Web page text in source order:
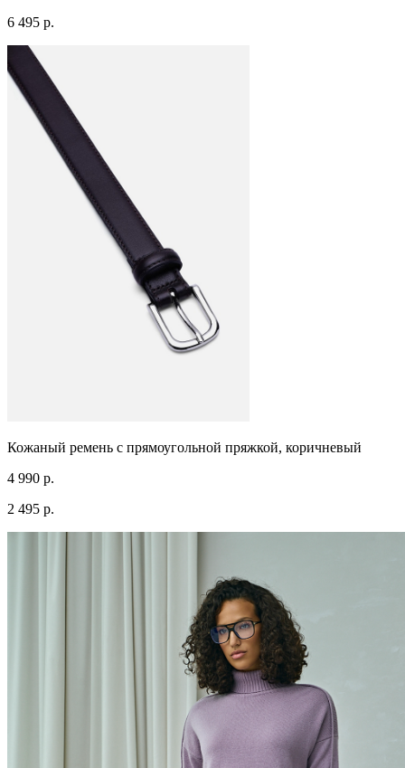
6 495 р.
Кожаный ремень с прямоугольной пряжкой, коричневый
4 990 р.
2 495 р.